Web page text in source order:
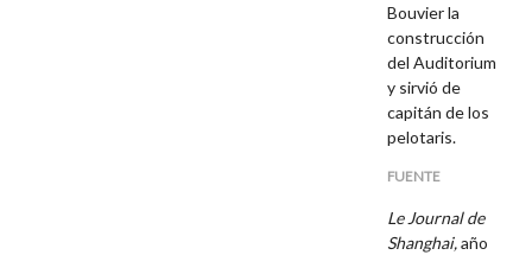
Bouvier la
construcción
del Auditorium
y sirvió de
capitán de los
pelotaris.
FUENTE
Le Journal de
Shanghai,año